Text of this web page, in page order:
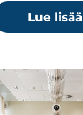
Lue lisää